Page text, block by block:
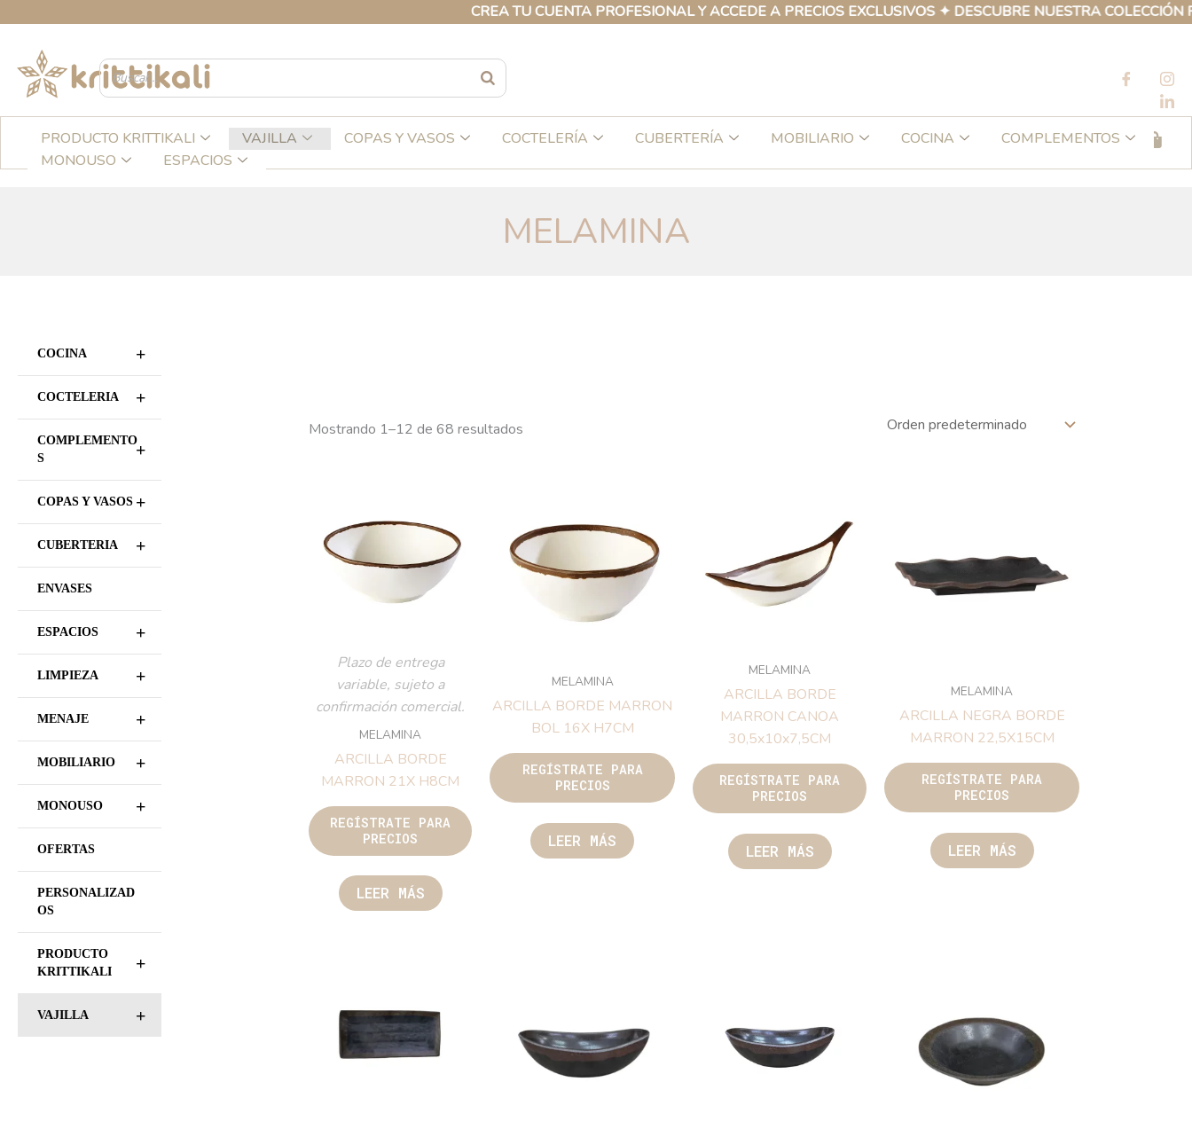
CREA TU CUENTA PROFESIONAL Y ACCEDE A PRECIOS EXCLUSIVOS ✦ DESCUBRE NUESTRA COLECCIÓN PROPIA
contenido
PRODUCTO KRITTIKALI VAJILLA COPAS Y VASOS COCTELERÍA CUBERTERÍA MOBILIARIO COCINA
COMPLEMENTOS
MONOUSO
ESPACIOS
MELAMINA
+
COCINA
+
COCTELERIA
+
COMPLEMENTO
S
+
COPAS Y VASOS
+
CUBERTERIA
ENVASES
+
ESPACIOS
+
LIMPIEZA
+
MENAJE
+
MOBILIARIO
+
MONOUSO
OFERTAS
PERSONALIZAD
OS
+
PRODUCTO
KRITTIKALI
+
VAJILLA
Mostrando 1–24 de 68 resultados
Plazo de entrega variable,
comercial.
MELAMINA
ARCILLA BORDE MARRON
21X H8CM
REGÍSTRATE PARA
PRECIOS
MELAMINA
ARCILLA BORDE MARRON
BOL 16X H7CM
REGÍSTRATE PARA
PRECIOS
LEER MÁS
MELAMINA
ARCILLA BORDE
MARRON CANOA
30,5x10x7,5CM
REGÍSTRATE PARA
PRECIOS
LEER MÁS
MELAMINA
ARCILLA NEGRA BORDE
MARRON 22,5X15CM
REGÍSTRATE PARA
PRECIOS
LEER MÁS